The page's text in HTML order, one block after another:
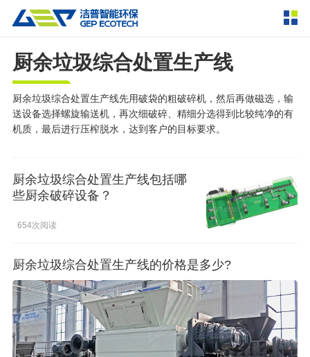
产品中心 撕碎设备
四轴撕碎机 液压粗碎机
粉碎设备
鼓式粉碎机
通用型粉碎机
圆锥破碎机
重型锤式破碎机 移动式破碎站
RDF成型机 生物质颗粒机
液压打包机
成套机组
封闭式破碎系统 废轮胎热解系统
橡胶破胶机组
分选分离设备
风选机 滚筒筛
磁选机 涡电流分选机
解决方案
新闻资讯
联系我们
厨余垃圾综合处置生产线
厨余垃圾综合处置生产线先用破袋的粗破碎机，然后再做磁选，输
送设备选择螺旋输送机，再次细破碎、精细分选得到比较纯净的有
机质，最后进行压榨脱水，达到客户的目标要求。
厨余垃圾综合处置生产线包括哪
些厨余破碎设备？
654次阅读
厨余垃圾综合处置生产线的价格是多少?